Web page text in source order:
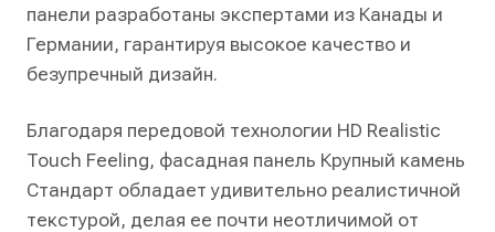
панели разработаны экспертами из Канады и
Германии, гарантируя высокое качество и
безупречный дизайн.
Благодаря передовой технологии HD Realistic
Touch Feeling, фасадная панель Крупный камень
Стандарт обладает удивительно реалистичной
текстурой, делая ее почти неотличимой от